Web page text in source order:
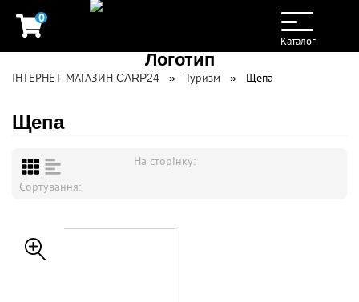
0
Toggle
navigation
Каталог
ІНТЕРНЕТ-МАГАЗИН CARP24 Туризм Щепа
Щепа
На сторінку:
Сортування: